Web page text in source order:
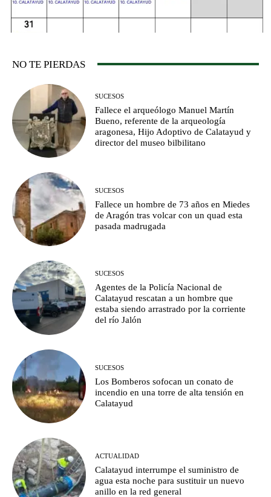
NO TE PIERDAS
SUCESOS
Fallece el arqueólogo Manuel Martín
Bueno, referente de la arqueología
aragonesa, Hijo Adoptivo de Calatayud y
director del museo bilbilitano
SUCESOS
Fallece un hombre de 73 años en Miedes
de Aragón tras volcar con un quad esta
pasada madrugada
SUCESOS
Agentes de la Policía Nacional de
Calatayud rescatan a un hombre que
estaba siendo arrastrado por la corriente
del río Jalón
SUCESOS
Los Bomberos sofocan un conato de
incendio en una torre de alta tensión en
Calatayud
ACTUALIDAD
Calatayud interrumpe el suministro de
agua esta noche para sustituir un nuevo
anillo en la red general